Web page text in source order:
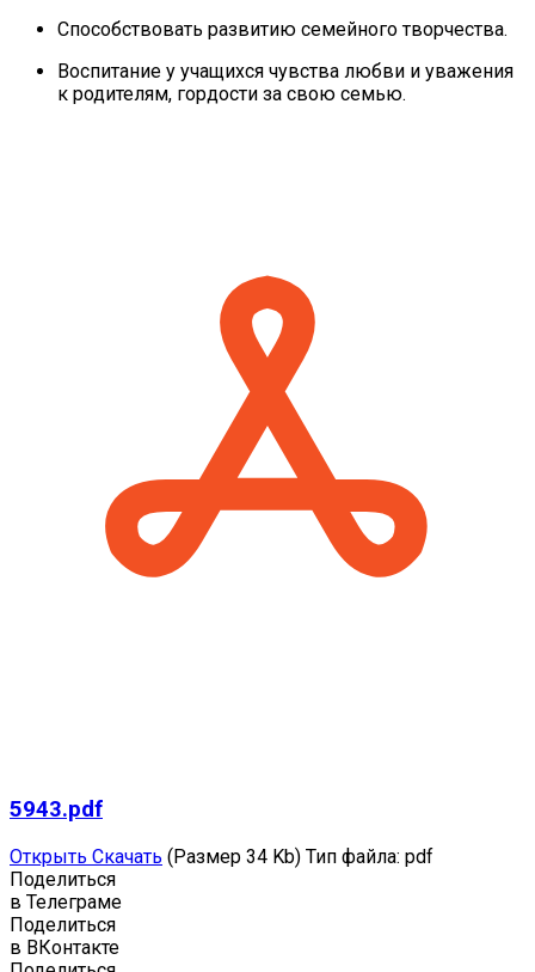
Способствовать развитию семейного творчества.
Воспитание у учащихся чувства любви и уважения
к родителям, гордости за свою семью.
5943.pdf
Открыть Скачать (Размер 34 Kb) Тип файла: pdf
Поделиться
в Телеграме
Поделиться
в ВКонтакте